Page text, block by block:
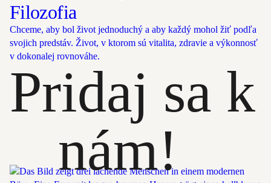
Filozofia
Chceme, aby bol život jednoduchý a aby každý mohol žiť podľa
svojich predstáv. Život, v ktorom sú vitalita, zdravie a výkonnosť
v dokonalej rovnováhe.
Pridaj sa k
nám!